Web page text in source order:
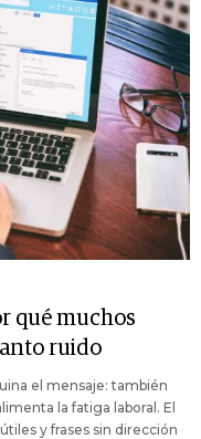
qué muchos
ruido
el mensaje: también
la fatiga laboral. El
y frases sin dirección